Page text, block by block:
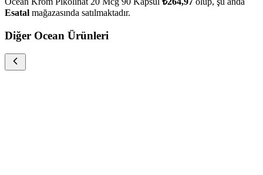
Esatal mağazasında satılmaktadır.
Diğer Ocean Ürünleri